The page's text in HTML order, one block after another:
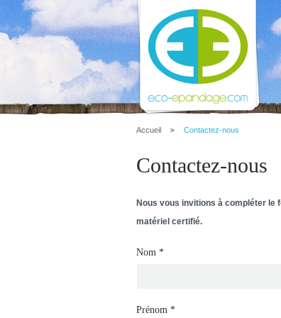
Accueil Contactez-nous
Contactez-nous
Nous vous invitions à compléter le
matériel certifié.
Nom *
Prénom *